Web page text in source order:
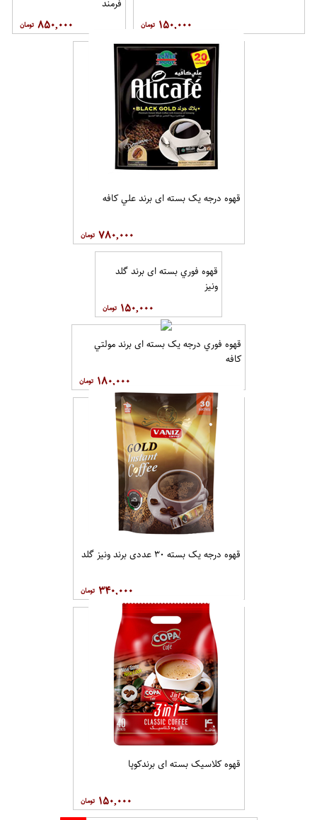
۱۵۰,۰۰۰ ۸۵۰,۰۰۰
قهوه درجه یک بسته ای برند علي کافه
۷۸۰,۰۰۰
قهوه فوري بسته ای برند گلد
ونيز
۱۵۰,۰۰۰
قهوه فوري درجه یک بسته ای برند مولتي
کافه
۱۸۰,۰۰۰
قهوه درجه یک بسته ۳۰ عددی برند ونيز گلد
۳۴۰,۰۰۰
قهوه کلاسيک بسته ای برندکوپا
۱۵۰,۰۰۰